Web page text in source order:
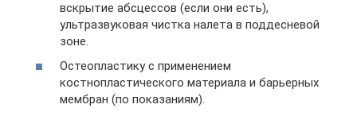
вскрытие абсцессов (если они есть),
ультразвуковая чистка налета в поддесневой
зоне.
Остеопластику с применением
костнопластического материала и барьерных
мембран (по показаниям).